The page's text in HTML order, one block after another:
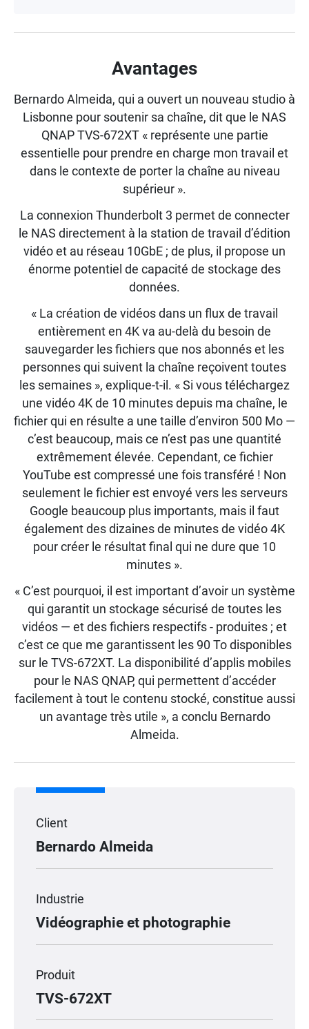
Client
Bernardo Almeida
Industrie
Vidéographie et photographie
Produit
TVS-672XT
Avantages
Bernardo Almeida, qui a ouvert un nouveau studio à
Lisbonne pour soutenir sa chaîne, dit que le NAS
QNAP TVS-672XT « représente une partie
essentielle pour prendre en charge mon travail et
dans le contexte de porter la chaîne au niveau
supérieur ».
La connexion Thunderbolt 3 permet de connecter
le NAS directement à la station de travail d’édition
vidéo et au réseau 10GbE ; de plus, il propose un
énorme potentiel de capacité de stockage des
données.
« La création de vidéos dans un flux de travail
entièrement en 4K va au-delà du besoin de
sauvegarder les fichiers que nos abonnés et les
personnes qui suivent la chaîne reçoivent toutes
les semaines », explique-t-il. « Si vous téléchargez
une vidéo 4K de 10 minutes depuis ma chaîne, le
fichier qui en résulte a une taille d’environ 500 Mo —
c’est beaucoup, mais ce n’est pas une quantité
extrêmement élevée. Cependant, ce fichier
YouTube est compressé une fois transféré ! Non
seulement le fichier est envoyé vers les serveurs
Google beaucoup plus importants, mais il faut
également des dizaines de minutes de vidéo 4K
pour créer le résultat final qui ne dure que 10
minutes ».
« C’est pourquoi, il est important d’avoir un système
qui garantit un stockage sécurisé de toutes les
vidéos — et des fichiers respectifs - produites ; et
c’est ce que me garantissent les 90 To disponibles
sur le TVS-672XT. La disponibilité d’applis mobiles
pour le NAS QNAP, qui permettent d’accéder
facilement à tout le contenu stocké, constitue aussi
un avantage très utile », a conclu Bernardo
Almeida.